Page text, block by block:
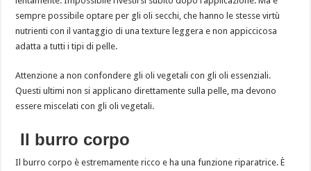
sempre possibile optare per gli oli secchi, che hanno le stesse virtù
nutrienti con il vantaggio di una texture leggera e non appiccicosa
adatta a tutti i tipi di pelle.
Attenzione a non confondere gli oli vegetali con gli oli essenziali.
Questi ultimi non si applicano direttamente sulla pelle, ma devono
essere miscelati con gli oli vegetali.
Il burro corpo
Il burro corpo è estremamente ricco e ha una funzione riparatrice. È